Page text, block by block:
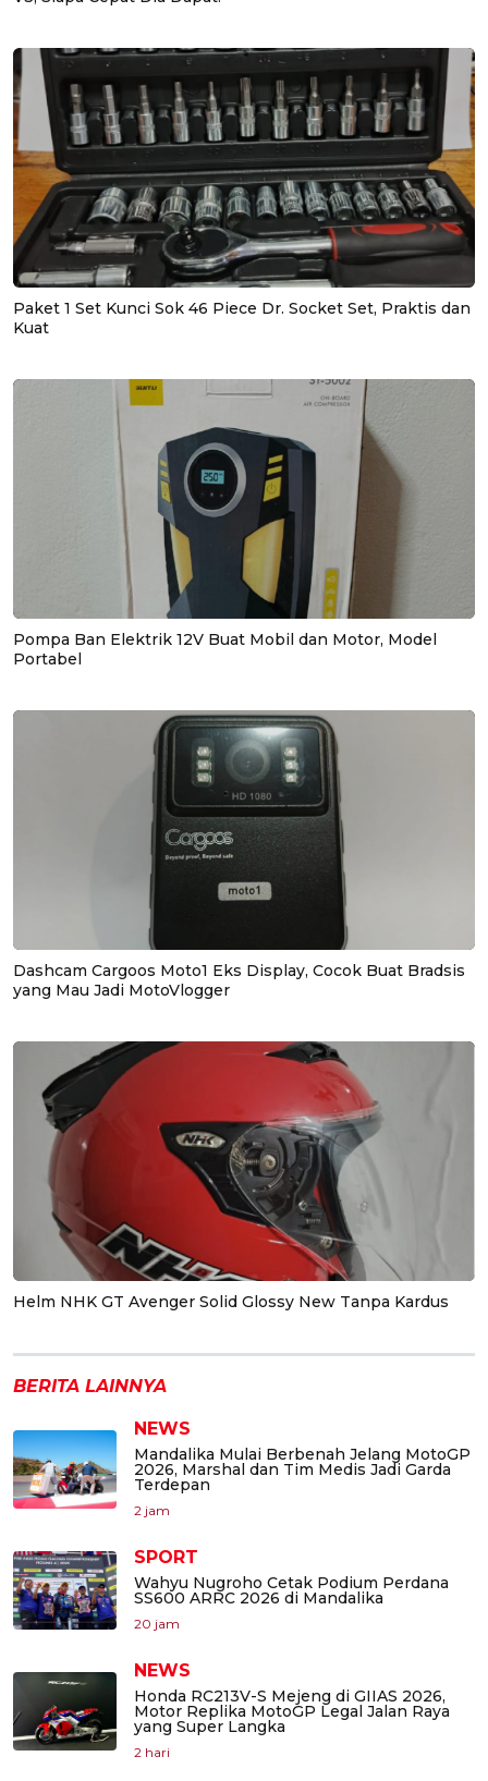
Paket 1 Set Kunci Sok 46 Piece Dr. Socket Set, Praktis dan
Kuat
Pompa Ban Elektrik 12V Buat Mobil dan Motor, Model
Portabel
Dashcam Cargoos Moto1 Eks Display, Cocok Buat Bradsis
yang Mau Jadi MotoVlogger
Helm NHK GT Avenger Solid Glossy New Tanpa Kardus
BERITA LAINNYA
NEWS
Mandalika Mulai Berbenah Jelang MotoGP
2026, Marshal dan Tim Medis Jadi Garda
Terdepan
2 jam
SPORT
Wahyu Nugroho Cetak Podium Perdana
SS600 ARRC 2026 di Mandalika
20 jam
NEWS
Honda RC213V-S Mejeng di GIIAS 2026,
Motor Replika MotoGP Legal Jalan Raya
yang Super Langka
2 hari